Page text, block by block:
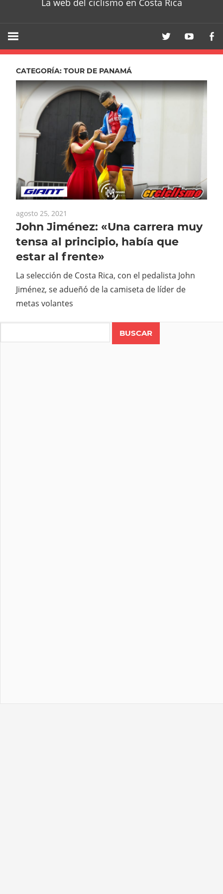
La web del ciclismo en Costa Rica
CATEGORÍA: TOUR DE PANAMÁ
agosto 25, 2021
John Jiménez: «Una carrera muy
tensa al principio, había que
estar al frente»
La selección de Costa Rica, con el pedalista John
Jiménez, se adueñó de la camiseta de líder de
metas volantes